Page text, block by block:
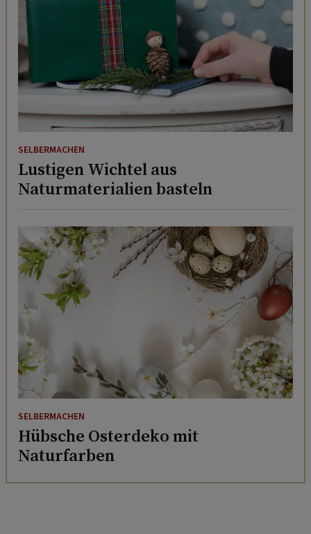
SELBERMACHEN
Lustigen Wichtel aus
Naturmaterialien basteln
SELBERMACHEN
Hübsche Osterdeko mit
Naturfarben